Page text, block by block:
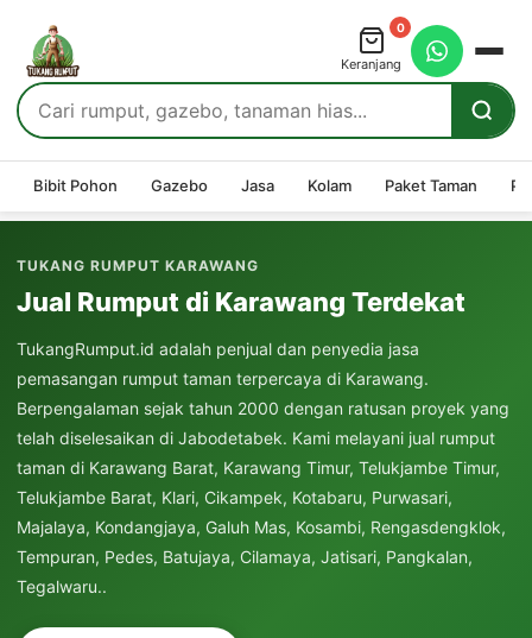
0
Keranjang
Bibit Pohon Gazebo Jasa Kolam Paket Taman
TUKANG RUMPUT KARAWANG
Jual Rumput di Karawang Terdekat
TukangRumput.id adalah penjual dan penyedia jasa
pemasangan rumput taman terpercaya di Karawang.
Berpengalaman sejak tahun 2000 dengan ratusan proyek yang
telah diselesaikan di Jabodetabek. Kami melayani jual rumput
taman di Karawang Barat, Karawang Timur, Telukjambe Timur,
Telukjambe Barat, Klari, Cikampek, Kotabaru, Purwasari,
Majalaya, Kondangjaya, Galuh Mas, Kosambi, Rengasdengklok,
Tempuran, Pedes, Batujaya, Cilamaya, Jatisari, Pangkalan,
Tegalwaru..